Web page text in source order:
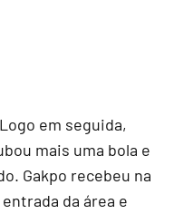
em seguida,
mais uma bola e
Gakpo recebeu na
da área e